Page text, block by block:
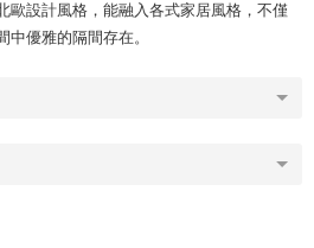
歐設計風格，能融入各式家居風格，不僅
優雅的隔間存在。